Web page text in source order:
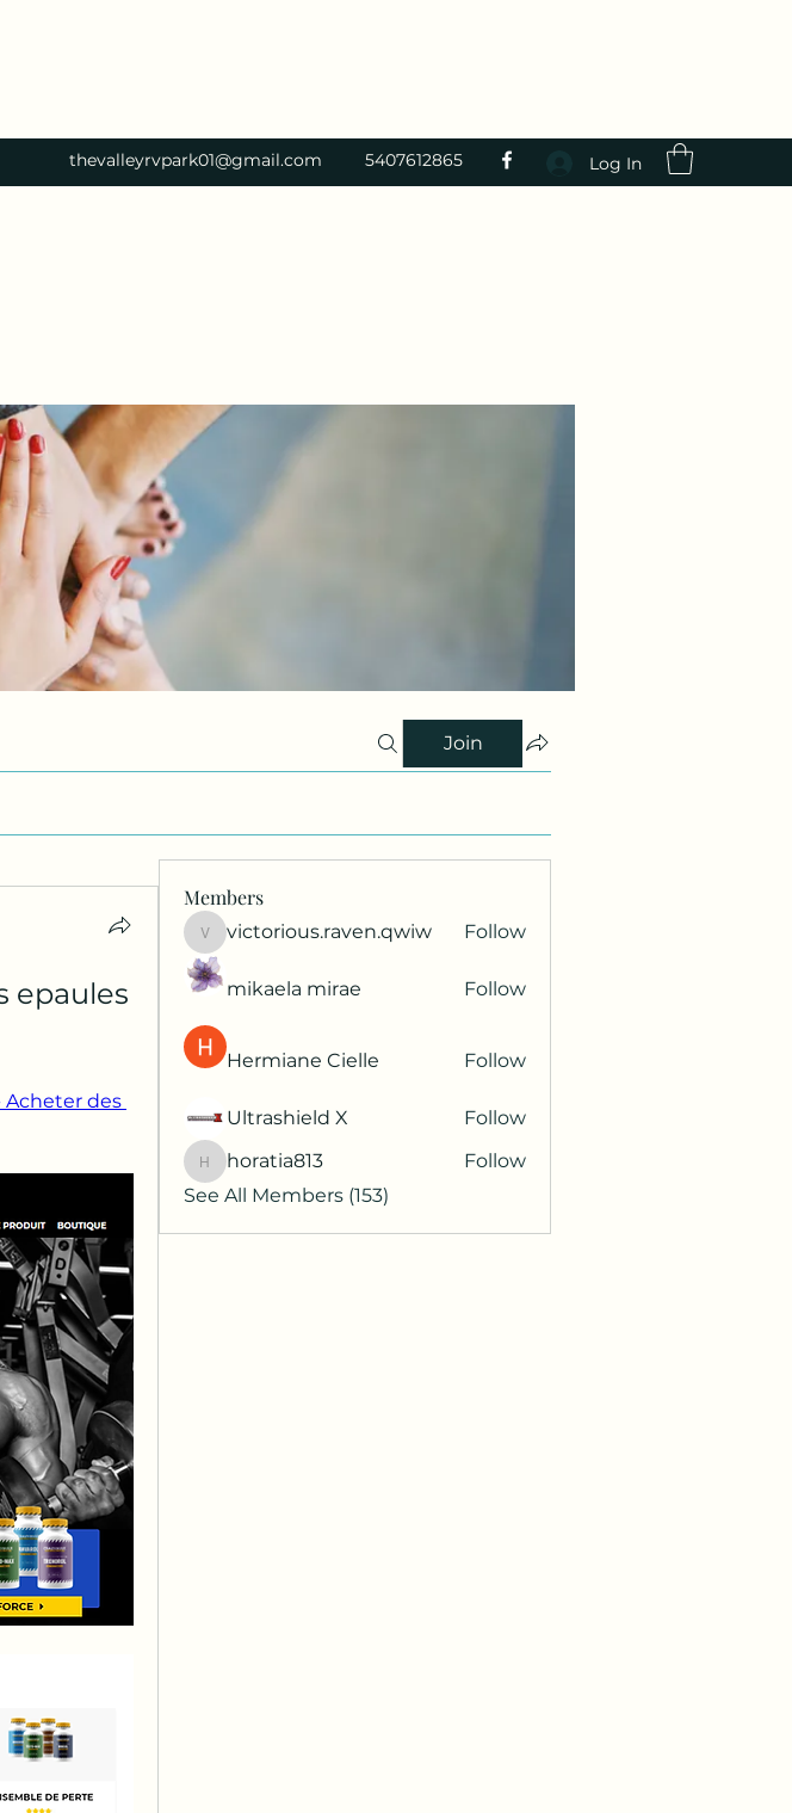
thevalleyrvpark01@gmail.com 5407612865 Log In
Join
epaules
Acheter des
Members
victorious.raven.qwiw
victorious.raven.qwiw Follow
mikaela mirae Follow
Hermiane Cielle Follow
Ultrashield X Follow
horatia813
horatia813
Follow
See All Members (153)